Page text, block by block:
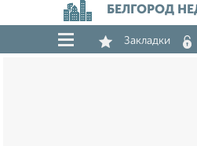
БЕЛГОРОД
Закладки